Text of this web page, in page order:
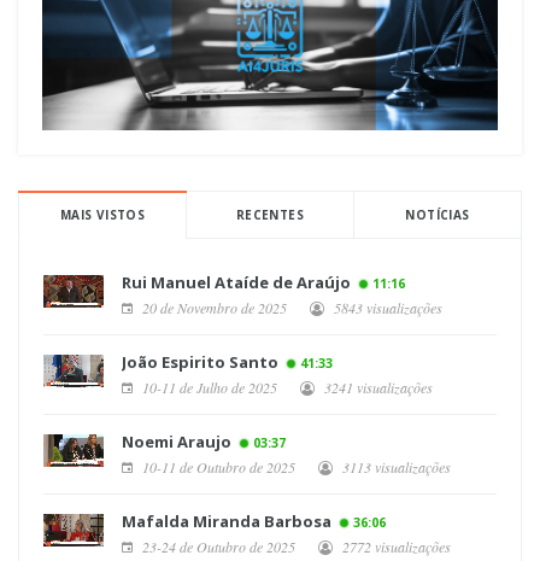
MAIS VISTOS RECENTES NOTÍCIAS
Rui Manuel Ataíde de Araújo 11:16
20 de Novembro de 2025 5843 visualizações
João Espirito Santo 41:33
10-11 de Julho de 2025 3241 visualizações
Noemi Araujo 03:37
10-11 de Outubro de 2025 3113 visualizações
Mafalda Miranda Barbosa 36:06
23-24 de Outubro de 2025 2772 visualizações